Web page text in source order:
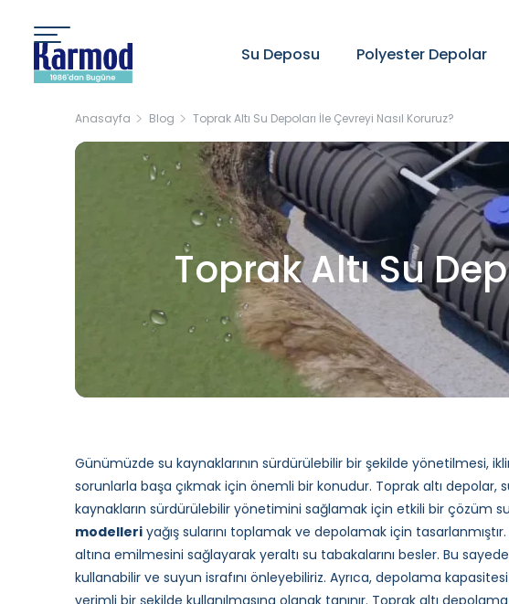
Su Deposu Polyester Depolar
Anasayfa Blog Toprak Altı Su Depoları İle Çevreyi Nasıl Koruruz?
Toprak Altı Su
Günümüzde su kaynaklarının sürdürülebilir bir şekilde yönetilmesi,
sorunlarla başa çıkmak için önemli bir konudur. Toprak altı depolar,
kaynakların sürdürülebilir yönetimini sağlamak için etkili bir çözüm
modelleri yağış sularını toplamak ve depolamak için
altına emilmesini sağlayarak yeraltı su tabakalarını besler. Bu
kullanabilir ve suyun israfını önleyebiliriz. Ayrıca, depolama
verimli bir şekilde kullanılmasına olanak tanınır. Toprak altı